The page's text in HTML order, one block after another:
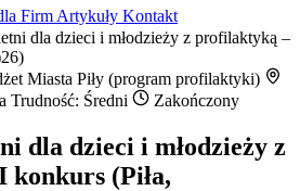
Firm Artykuły Kontakt
dla dzieci i młodzieży z profilaktyką –
Miasta Piły (program profilaktyki)
Trudność: Średni Zakończony
dla dzieci i młodzieży z
(Piła,